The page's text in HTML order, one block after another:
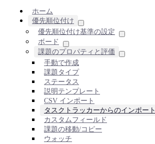
ホーム
優先順位付け
優先順位付け基準の設定
ボード
課題のプロパティと評価
手動で作成
課題タイプ
ステータス
説明テンプレート
CSV インポート
タスクトラッカーからのインポート
カスタムフィールド
課題の移動/コピー
ウォッチ